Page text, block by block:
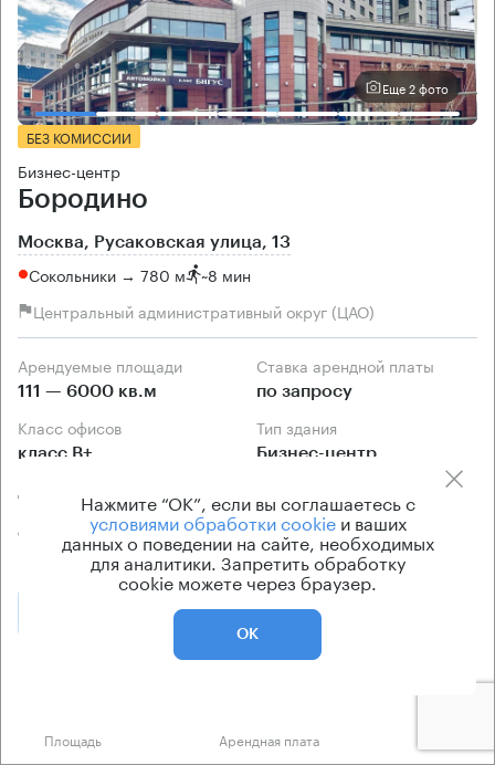
Еще 2 фото
БЕЗ КОМИССИИ
Бизнес-центр
Бородино
Москва, Русаковская улица, 13
Сокольники → 780 м ~8 мин
Центральный административный округ (ЦАО)
Арендуемые площади
111 — 6000 кв.м
Ставка арендной платы
по запросу
Класс офисов
класс B+
Тип здания
Бизнес-центр
Прямая аренда от
собственника
Получить презентацию
Площадь Арендная плата
Нажмите “ОК”, если вы соглашаетесь с
условиями обработки cookieи ваших
данных о поведении на сайте, необходимых
для аналитики. Запретить обработку
cookie можете через браузер.
ОК